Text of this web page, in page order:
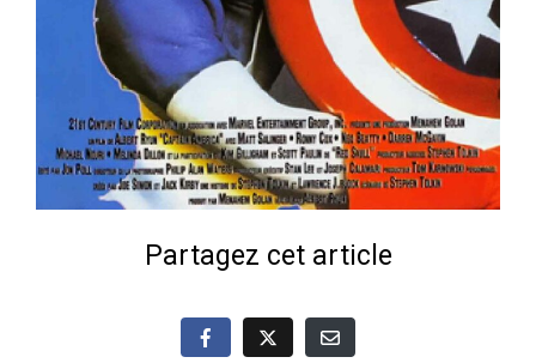
Partagez cet article